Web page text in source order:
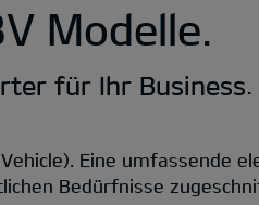
Modelle.
für Ihr Business.
Eine umfassende
Bedürfnisse